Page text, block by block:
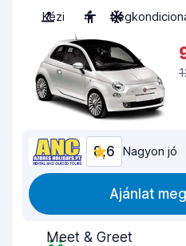
Kézi
4
8,6 Nagyon jó
Ajánlat
Meet & Greet